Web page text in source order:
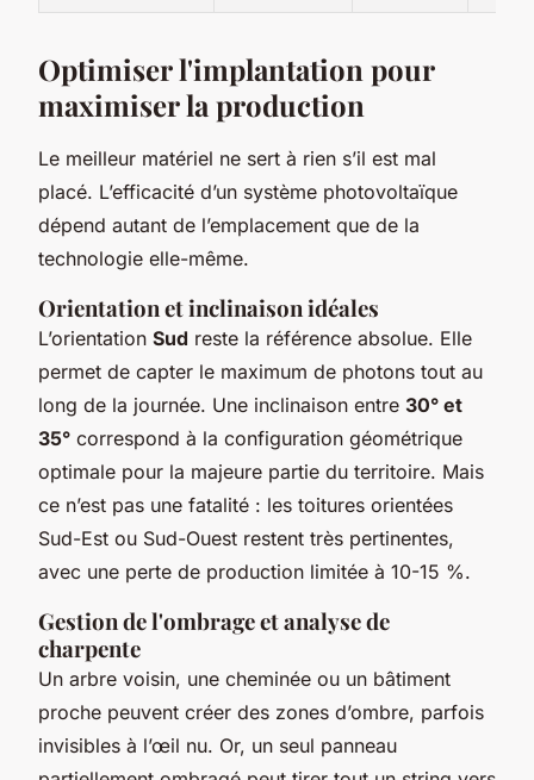
Optimiser l'implantation pour
maximiser la production
Le meilleur matériel ne sert à rien s’il est mal
placé. L’efficacité d’un système photovoltaïque
dépend autant de l’emplacement que de la
technologie elle-même.
Orientation et inclinaison idéales
L’orientation Sud reste la référence absolue. Elle
permet de capter le maximum de photons tout au
long de la journée. Une inclinaison entre 30° et
35° correspond à la configuration géométrique
optimale pour la majeure partie du territoire. Mais
ce n’est pas une fatalité : les toitures orientées
Sud-Est ou Sud-Ouest restent très pertinentes,
avec une perte de production limitée à 10-15 %.
Gestion de l'ombrage et analyse de
charpente
Un arbre voisin, une cheminée ou un bâtiment
proche peuvent créer des zones d’ombre, parfois
invisibles à l’œil nu. Or, un seul panneau